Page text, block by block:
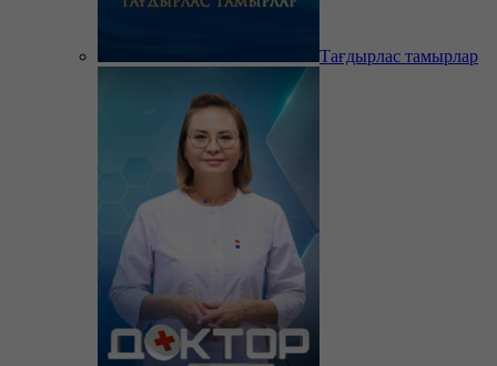
Тағдырлас тамырлар